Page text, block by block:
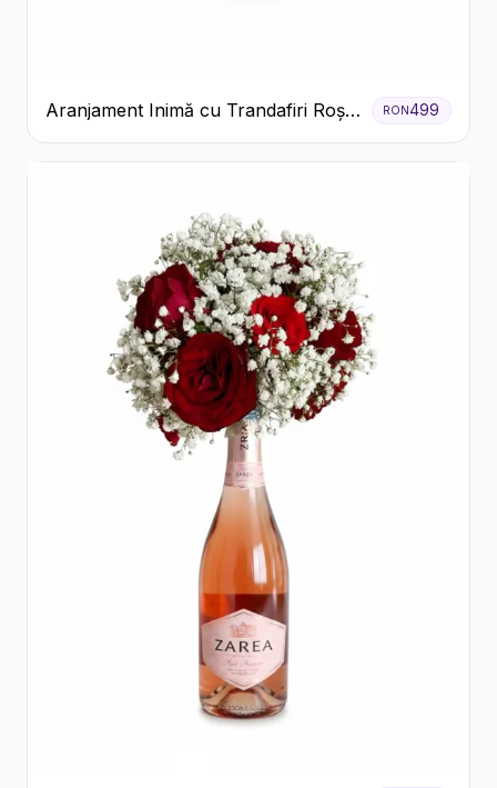
Aranjament Inimă cu Trandafiri Roșii
și Floarea Miresei
RON499